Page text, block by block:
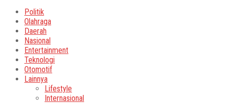
Politik
Olahraga
Daerah
Nasional
Entertainment
Teknologi
Otomotif
Lainnya
Lifestyle
Internasional